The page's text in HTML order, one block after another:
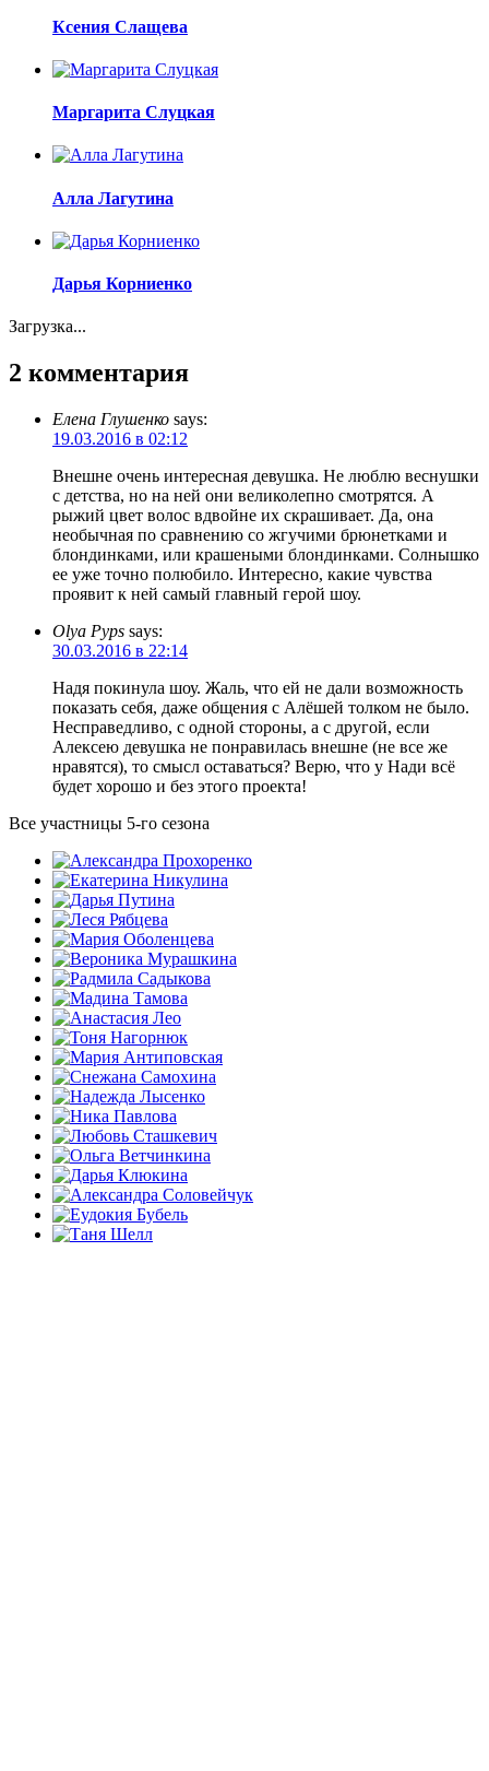
Ксения Слащева
Маргарита Слуцкая
Алла Лагутина
Дарья Корниенко
Загрузка...
2 комментария
Елена Глушенко says:
19.03.2016 в 02:12
Внешне очень интересная девушка. Не люблю веснушки
с детства, но на ней они великолепно смотрятся. А
рыжий цвет волос вдвойне их скрашивает. Да, она
необычная по сравнению со жгучими брюнетками и
блондинками, или крашеными блондинками. Солнышко
ее уже точно полюбило. Интересно, какие чувства
проявит к ней самый главный герой шоу.
Olya Pyps says:
30.03.2016 в 22:14
Надя покинула шоу. Жаль, что ей не дали возможность
показать себя, даже общения с Алёшей толком не было.
Несправедливо, с одной стороны, а с другой, если
Алексею девушка не понравилась внешне (не все же
нравятся), то смысл оставаться? Верю, что у Нади всё
будет хорошо и без этого проекта!
Все участницы 5-го сезона